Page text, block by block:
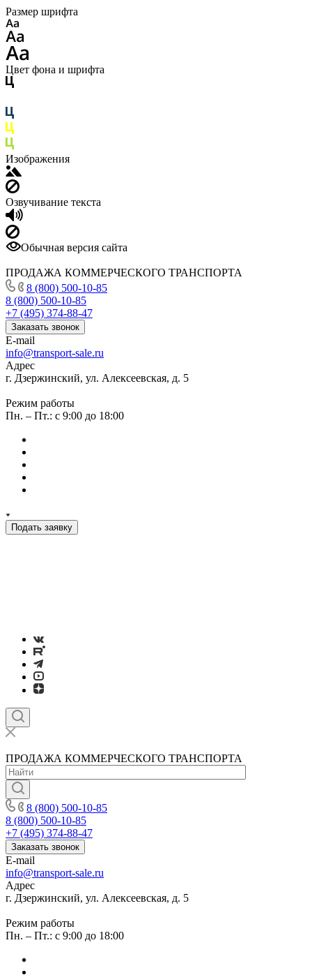
Размер шрифта
Цвет фона и шрифта
Изображения
Озвучивание текста
Обычная версия сайта
ПРОДАЖА КОММЕРЧЕСКОГО ТРАНСПОРТА
8 (800) 500-10-85
8 (800) 500-10-85
+7 (495) 374-88-47
Заказать звонок
E-mail
info@transport-sale.ru
Адрес
г. Дзержинский, ул. Алексеевская, д. 5
Режим работы
Пн. – Пт.: с 9:00 до 18:00
Подать заявку
ПРОДАЖА КОММЕРЧЕСКОГО ТРАНСПОРТА
8 (800) 500-10-85
8 (800) 500-10-85
+7 (495) 374-88-47
Заказать звонок
E-mail
info@transport-sale.ru
Адрес
г. Дзержинский, ул. Алексеевская, д. 5
Режим работы
Пн. – Пт.: с 9:00 до 18:00